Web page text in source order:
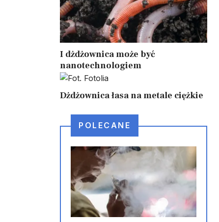
I dżdżownica może być
nanotechnologiem
Dżdżownica łasa na metale ciężkie
POLECANE